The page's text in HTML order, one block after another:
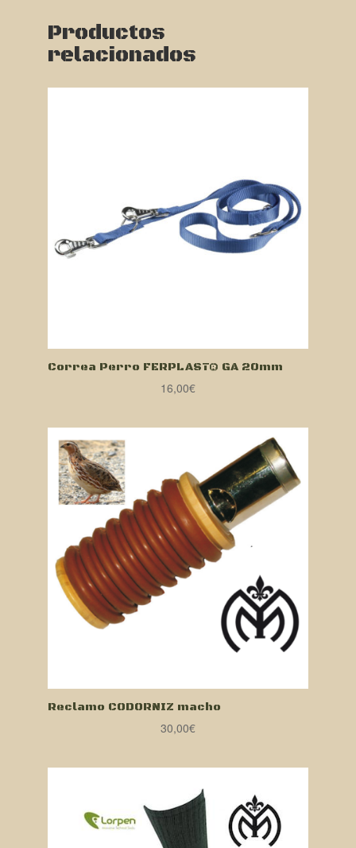
Productos
relacionados
Correa Perro FERPLAST® GA 20mm
16,00€
Reclamo CODORNIZ macho
30,00€